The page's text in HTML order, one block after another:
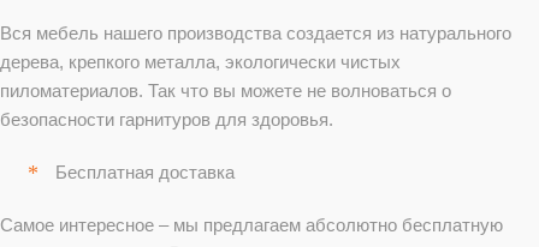
Вся мебель нашего производства создается из натурального
дерева, крепкого металла, экологически чистых
пиломатериалов. Так что вы можете не волноваться о
безопасности гарнитуров для здоровья.
Бесплатная доставка
Самое интересное – мы предлагаем абсолютно бесплатную